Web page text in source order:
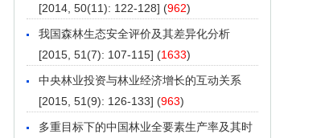
[2014, 50(11): 122-128] (962)
我国森林生态安全评价及其差异化分析
[2015, 51(7): 107-115] (1633)
中央林业投资与林业经济增长的互动关系
[2015, 51(9): 126-133] (963)
多重目标下的中国林业全要素生产率及其时